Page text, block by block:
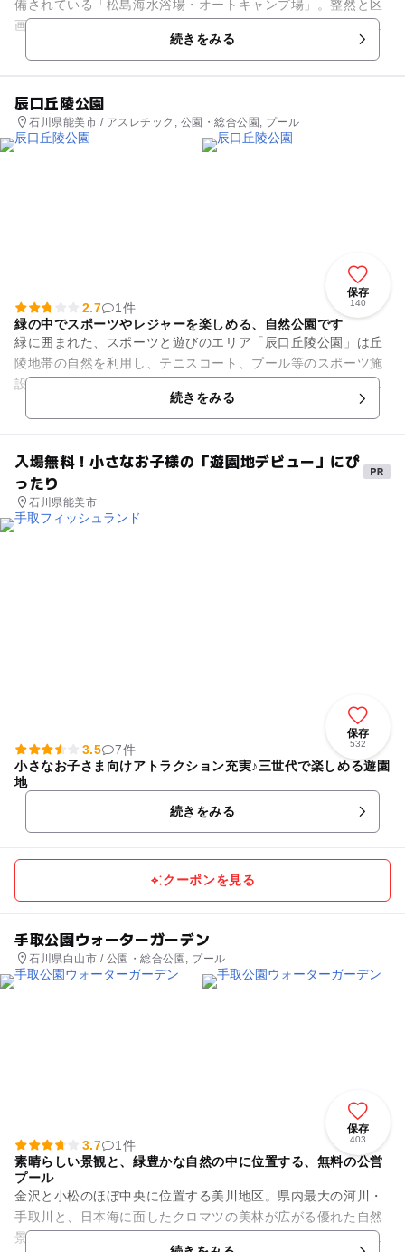
備されている「松島海水浴場・オートキャンプ場」。整然と区
画された芝生のキャンプ場で、砂浜ではなく、人工の階段式護
続きをみる
辰口丘陵公園
石川県能美市 / アスレチック, 公園・総合公園, プール
保存
140
2.7
1件
緑の中でスポーツやレジャーを楽しめる、自然公園です
緑に囲まれた、スポーツと遊びのエリア「辰口丘陵公園」は丘
陵地帯の自然を利用し、テニスコート、プール等のスポーツ施
設のほか、多目的広場、変形自転車、ボート、バッテリーカ
ー、遊歩道、木製遊具、など利...
続きをみる
入場無料！小さなお子様の「遊園地デビュー」にぴ
ったり
石川県能美市
保存
532
3.5
7件
小さなお子さま向けアトラクション充実♪三世代で楽しめる遊園
地
続きをみる
クーポンを見る
手取公園ウォーターガーデン
石川県白山市 / 公園・総合公園, プール
保存
403
3.7
1件
素晴らしい景観と、緑豊かな自然の中に位置する、無料の公営
プール
金沢と小松のほぼ中央に位置する美川地区。県内最大の河川・
手取川と、日本海に面したクロマツの美林が広がる優れた自然
景観が保存され、スポーツ、レクリエーションを中心とした手